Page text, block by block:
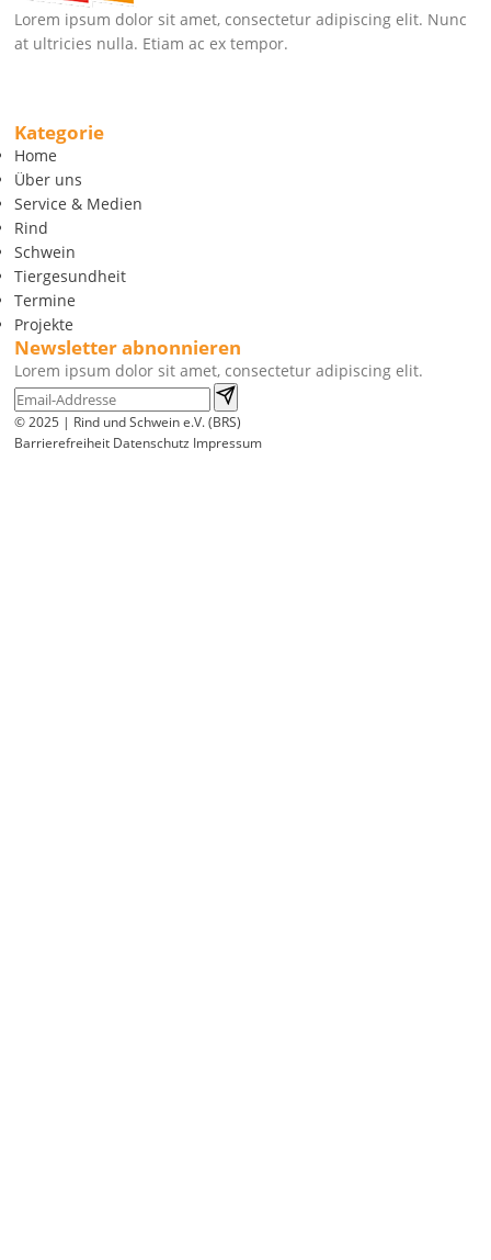
Lorem ipsum dolor sit amet, consectetur adipiscing elit. Nunc
at ultricies nulla. Etiam ac ex tempor.
Kategorie
Home
Über uns
Service & Medien
Rind
Schwein
Tiergesundheit
Termine
Projekte
Newsletter abnonnieren
Lorem ipsum dolor sit amet, consectetur adipiscing elit.
© 2025 | Rind und Schwein e.V. (BRS)
Barrierefreiheit Datenschutz Impressum